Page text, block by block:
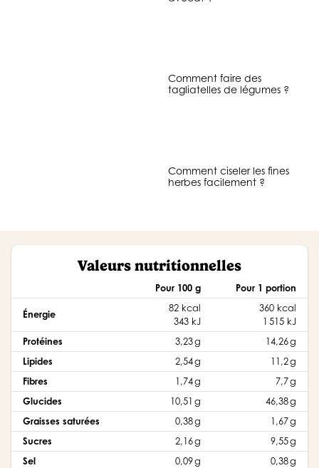
Comment faire des
tagliatelles de légumes ?
Comment ciseler les fines
herbes facilement ?
Valeurs nutritionnelles
Pour 100 g Pour 1 portion
Énergie
82 kcal
343 kJ
360 kcal
1 515 kJ
Protéines
3,23 g
14,26 g
Lipides
2,54 g
11,2 g
Fibres
1,74 g
7,7 g
Glucides
10,51 g
46,38 g
Graisses saturées
0,38 g
1,67 g
Sucres
2,16 g
9,55 g
Sel
0,09 g 0,38 g